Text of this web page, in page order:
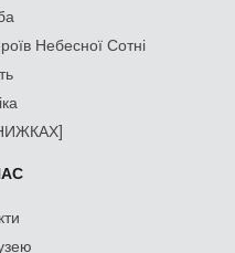
Небесної Сотні